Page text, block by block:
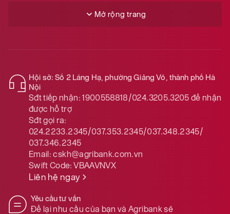
Mở rộng trang
Hội sở: Số 2 Láng Hạ, phường Giảng Võ, thành phố Hà
Nội
Sđt tiếp nhận: 1900558818/024.3205.3205để nhận
được hỗ trợ
Sđt gọi ra:
024.2233.2345/037.353.2345/037.348.2345/
037.346.2345
Email:cskh@agribank.com.vn
Swift Code:VBAAVNVX
Liên hệ ngay
Yêu cầu tư vấn
Để lại nhu cầu của bạn và Agribank sẽ